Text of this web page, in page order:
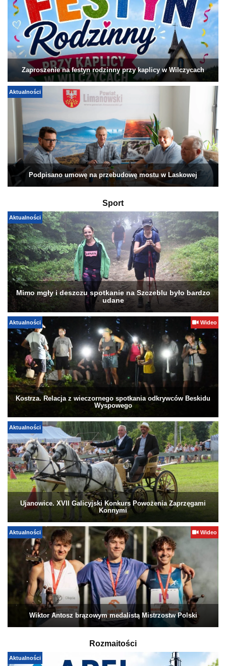
Zaproszenie na festyn rodzinny przy kaplicy w Wilczycach
Aktualności
Podpisano umowę na przebudowę mostu w Laskowej
Sport
Aktualności
Mimo mgły i deszczu spotkanie na Szczeblu było bardzo
udane
Aktualności Wideo
Kostrza. Relacja z wieczornego spotkania odkrywców Beskidu
Wyspowego
Aktualności
Ujanowice. XVII Galicyjski Konkurs Powożenia Zaprzęgami
Konnymi
Aktualności Wideo
Wiktor Antosz brązowym medalistą Mistrzostw Polski
Rozmaitości
Aktualności